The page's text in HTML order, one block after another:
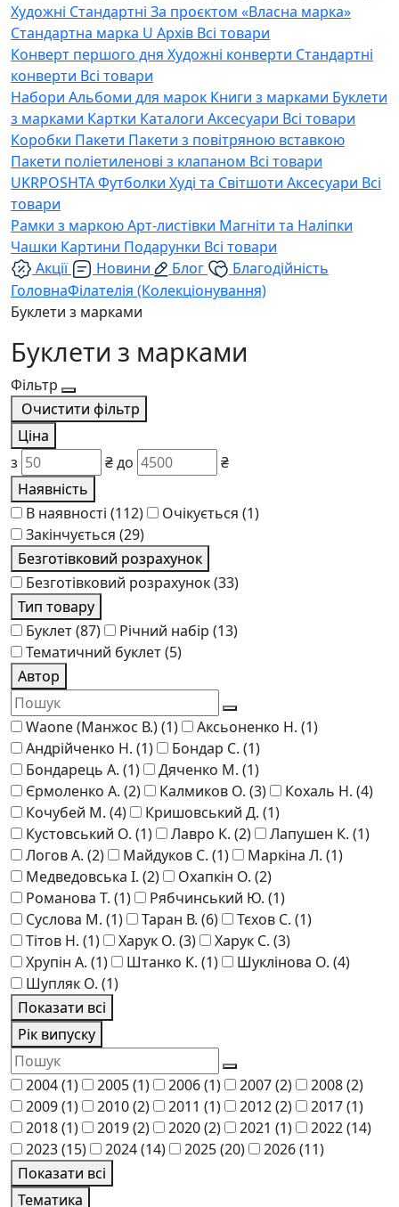
Художні Стандартні За проєктом «Власна марка»
Стандартна марка U Архів Всі товари
Конверт першого дня Художні конверти Стандартні
конверти Всі товари
Набори Альбоми для марок Книги з марками Буклети
з марками Картки Каталоги Аксесуари Всі товари
Коробки Пакети Пакети з повітряною вставкою
Пакети поліетиленові з клапаном Всі товари
UKRPOSHTAФутболки Худі та Світшоти Аксесуари Всі
товари
Рамки з маркоюАрт-листівки Магніти та Наліпки
Чашки Картини Подарунки Всі товари
Акції
Новини Блог
Благодійність
ГоловнаФілателія (Колекціонування)
Буклети з марками
Буклети з марками
Фільтр
Очистити фільтр
Ціна
з
₴до
₴
Наявність
В наявності (112) Очікується (1)
Закінчується (29)
Безготівковий розрахунок
Безготівковий розрахунок(33)
Тип товару
Буклет(87) Річний набір (13)
Тематичний буклет(5)
Автор
Waone (Манжос В.)(1) Аксьоненко Н. (1)
Андрійченко Н. (1) Бондар С. (1)
Бондарець А. (1) Дяченко М. (1)
Єрмоленко А. (2) Калмиков О. (3) Кохаль Н. (4)
Кочубей М. (4) Кришовський Д. (1)
Кустовський О. (1) Лавро К. (2) Лапушен К. (1)
Логов А. (2) Майдуков С. (1) Маркіна Л. (1)
Медведовська І. (2) Охапкін О. (2)
Романова Т. (1) Рябчинський Ю. (1)
Суслова М. (1) Таран В. (6) Тєхов С. (1)
Тітов Н. (1) Харук О. (3) Харук С. (3)
Хрупін А. (1) Штанко К. (1) Шуклінова О. (4)
Шупляк О. (1)
Показати всі
Рік випуску
2004(1) 2005(1) 2006(1) 2007(2) 2008(2)
2009(1) 2010(2) 2011 (1) 2012(2) 2017(1)
2018(1) 2019(2) 2020(2) 2021 (1) 2022(14)
2023(15) 2024(14) 2025(20) 2026(11)
Показати всі
Тематика